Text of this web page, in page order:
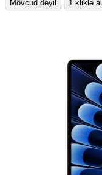
Mövcud deyil 1 kliklə al